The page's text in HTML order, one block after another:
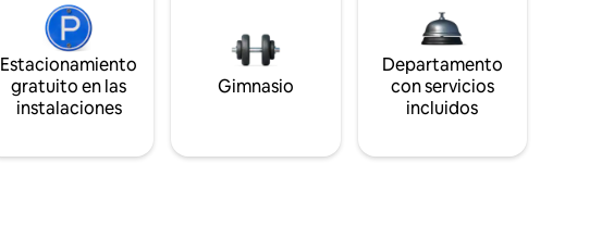
Estacionamiento
gratuito en las
instalaciones
Gimnasio
Departamento
con servicios
incluidos